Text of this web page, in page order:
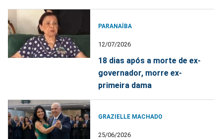
PARANAÍBA
12/07/2026
18 dias após a morte de ex-
governador, morre ex-
primeira dama
GRAZIELLE MACHADO
25/06/2026